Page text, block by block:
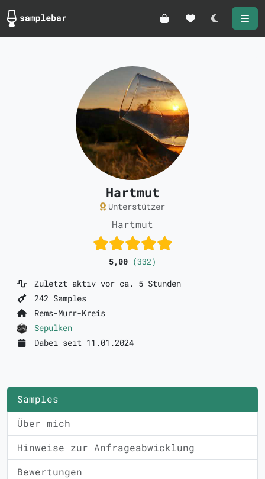
Darkmode
Hartmut
Unterstützer
Hartmut
5,00 (332)
Zuletzt aktiv vor ca. 5 Stunden
242 Samples
Rems-Murr-Kreis
Sepulken
Dabei seit 11.01.2024
Samples
Über mich
Hinweise zur Anfrageabwicklung
Bewertungen